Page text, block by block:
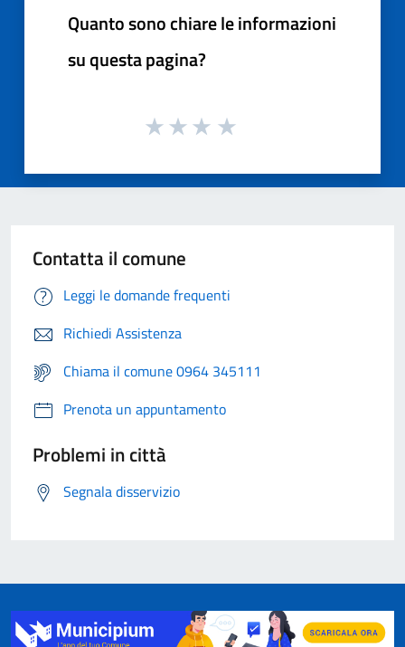
Quanto sono chiare le informazioni
su questa pagina?
Contatta il comune
Leggi le domande frequenti
Richiedi Assistenza
Chiama il comune 0964 345111
Prenota un appuntamento
Problemi in città
Segnala disservizio